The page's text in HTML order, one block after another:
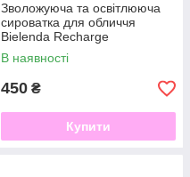
Зволожуюча та освітлююча
сироватка для обличчя
Bielenda Recharge
В наявності
450 ₴
Купити